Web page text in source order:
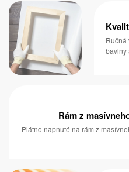
Ručná
bavlny
Rám z
Plátno napnuté na rám z